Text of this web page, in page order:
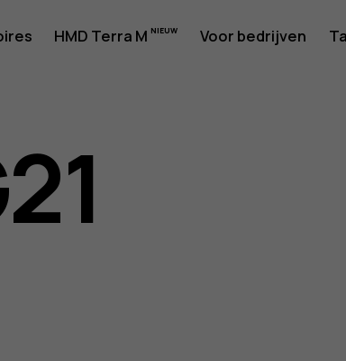
HMD Terra M Voor bedrijven